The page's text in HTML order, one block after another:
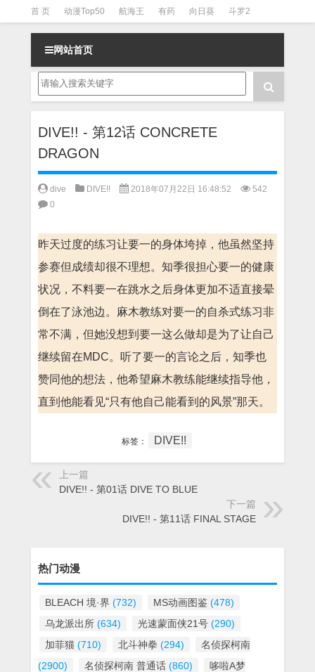
首 页 动漫Top50 航海王 有药 向日葵 斗罗2
斗罗3 火影 一拳超人 柯南 阴阳师 节目清单
网站首页
DIVE!! - 第12话 CONCRETE
DRAGON
dive DIVE!! 2018年07月22日 16:48:52
542
0
昨天过度的练习让要一的身体垮掉，他虽然坚持
参赛但成绩却很不理想。知季很担心要一的健康
状况，不料要一在跳水之后身体更加不适直接晕
倒在了泳池边。麻木教练对要一的自杀式练习非
常不满，但她没想到要一这么做却是为了让自己
继续留在MDC。听了要一的言论之后，知季也
赞同他的想法，他希望麻木教练能继续指导他，
直到他能看见“只有他自己能看到的风景”那天。
标签： DIVE!!
上一篇
DIVE!! - 第01话 DIVE TO BLUE
下一篇
DIVE!! - 第11话 FINAL STAGE
热门动漫
BLEACH 境·界 (732) MS动画图鉴 (478)
乌龙派出所 (634) 光速蒙面侠21号 (290)
加菲猫 (710) 北斗神拳 (294)
名侦探柯南
(2900)
名侦探柯南 普通话 (860)
哆啦A梦